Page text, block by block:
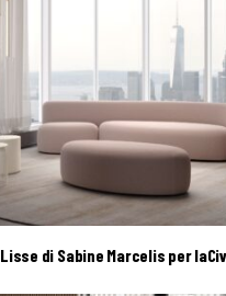
Lisse di Sabine Marcelis per